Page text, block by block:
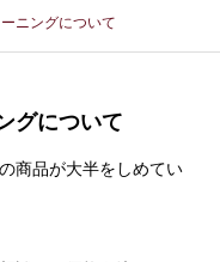
ニングについて
グについて
商品が大半をしめてい